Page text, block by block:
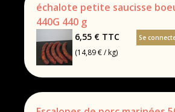
échalote petite saucisse
440G 440 g
6,55 € TTC
(14,89 € / kg)
Se